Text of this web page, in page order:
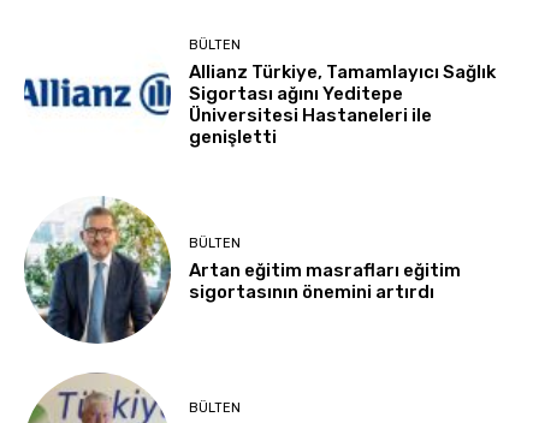
BÜLTEN
Allianz Türkiye, Tamamlayıcı Sağlık
Sigortası ağını Yeditepe
Üniversitesi Hastaneleri ile
genişletti
BÜLTEN
Artan eğitim masrafları eğitim
sigortasının önemini artırdı
BÜLTEN